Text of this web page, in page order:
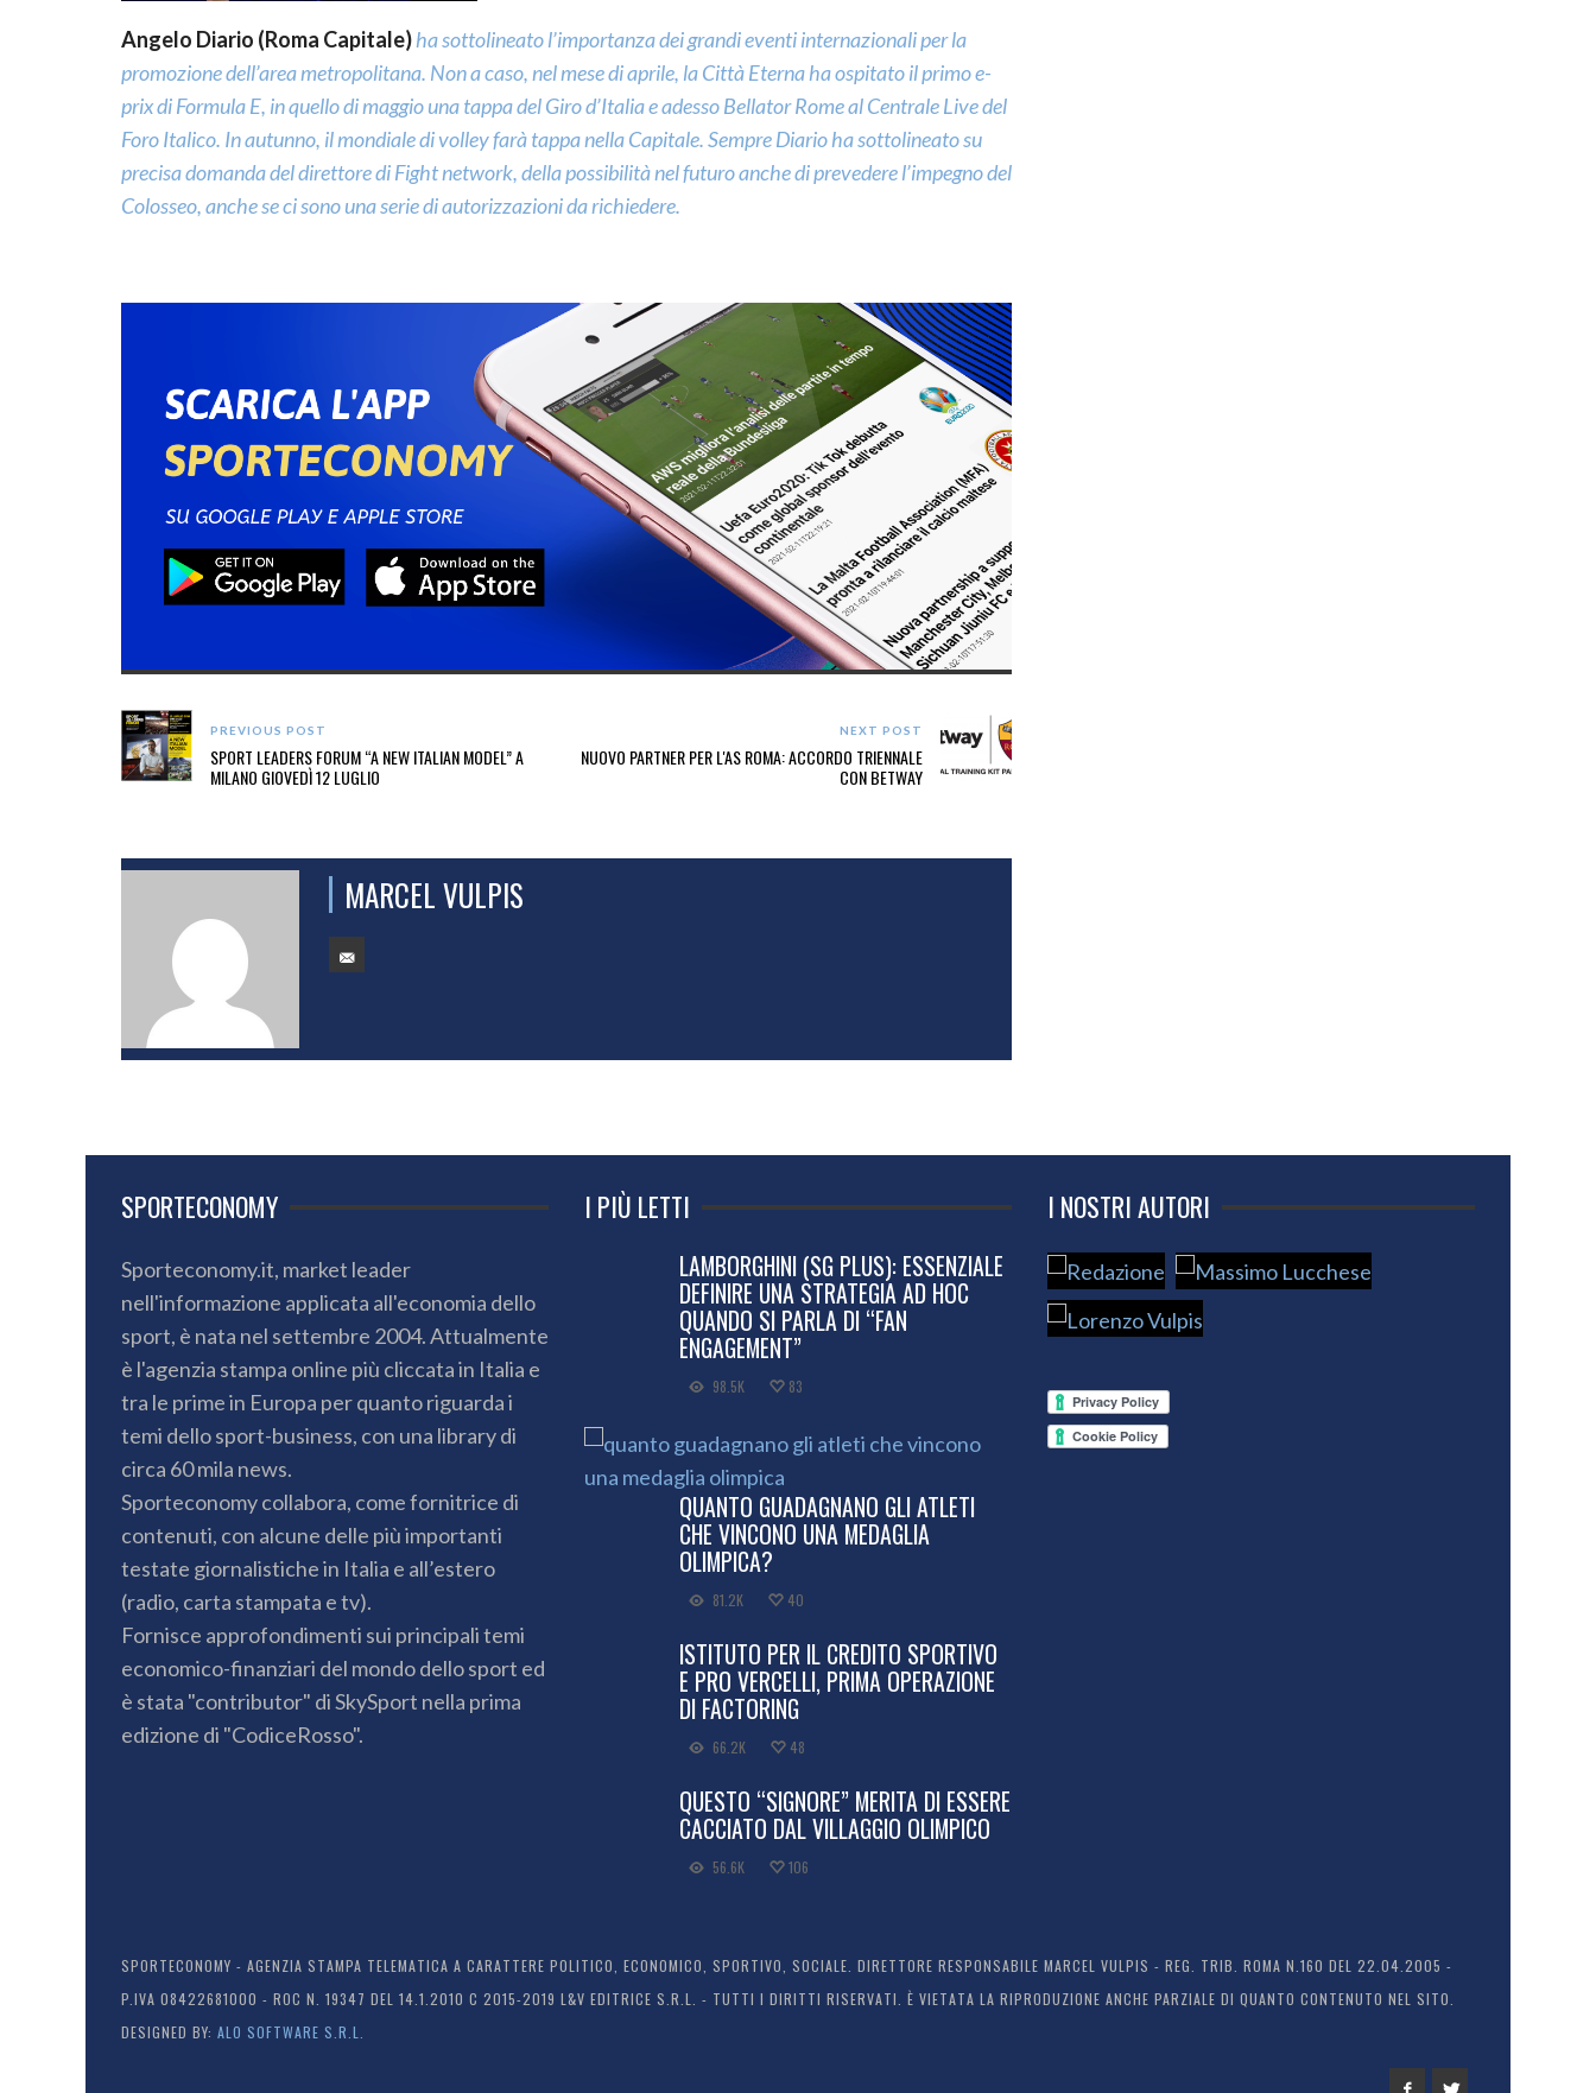
Angelo Diario (Roma Capitale)ha sottolineato l’importanza dei grandi eventi internazionali per la
promozione dell’area metropolitana. Non a caso, nel mese di aprile, la Città Eterna ha ospitato il primo e-
prix di Formula E, in quello di maggio una tappa del Giro d’Italia e adesso Bellator Rome al Centrale Live del
Foro Italico. In autunno, il mondiale di volley farà tappa nella Capitale. Sempre Diario ha sottolineato su
precisa domanda del direttore di Fight network, della possibilità nel futuro anche di prevedere l’impegno del
Colosseo, anche se ci sono una serie di autorizzazioni da richiedere.
PREVIOUS POST
SPORT LEADERS FORUM “A NEW ITALIAN MODEL” A
MILANO GIOVEDÌ 12 LUGLIO
NEXT POST
NUOVO PARTNER PER L'AS ROMA: ACCORDO TRIENNALE
CON BETWAY
MARCEL VULPIS
SPORTECONOMY
Sporteconomy.it, market leader
nell'informazione applicata all'economia dello
sport, è nata nel settembre 2004. Attualmente
è l'agenzia stampa online più cliccata in Italia e
tra le prime in Europa per quanto riguarda i
temi dello sport-business, con una library di
circa 60 mila news.
Sporteconomy collabora, come fornitrice di
contenuti, con alcune delle più importanti
testate giornalistiche in Italia e all’estero
(radio, carta stampata e tv).
Fornisce approfondimenti sui principali temi
economico-finanziari del mondo dello sport ed
è stata "contributor" di SkySport nella prima
edizione di "CodiceRosso".
I PIÙ LETTI
LAMBORGHINI (SG PLUS): ESSENZIALE
DEFINIRE UNA STRATEGIA AD HOC
QUANDO SI PARLA DI “FAN
ENGAGEMENT”
98.5K 83
QUANTO GUADAGNANO GLI ATLETI
CHE VINCONO UNA MEDAGLIA
OLIMPICA?
81.2K 40
ISTITUTO PER IL CREDITO SPORTIVO
E PRO VERCELLI, PRIMA OPERAZIONE
DI FACTORING
66.2K 48
QUESTO “SIGNORE” MERITA DI ESSERE
CACCIATO DAL VILLAGGIO OLIMPICO
56.6K 106
I NOSTRI AUTORI
SPORTECONOMY - AGENZIA STAMPA TELEMATICA A CARATTERE POLITICO, ECONOMICO, SPORTIVO, SOCIALE. DIRETTORE RESPONSABILE MARCEL VULPIS - REG. TRIB. ROMA N.160 DEL 22.04.2005 -
P.IVA 08422681000 - ROC N. 19347 DEL 14.1.2010 C 2015-2019 L&V EDITRICE S.R.L. - TUTTI I DIRITTI RISERVATI. È VIETATA LA RIPRODUZIONE ANCHE PARZIALE DI QUANTO CONTENUTO NEL SITO.
DESIGNED BY: ALO SOFTWARE S.R.L.